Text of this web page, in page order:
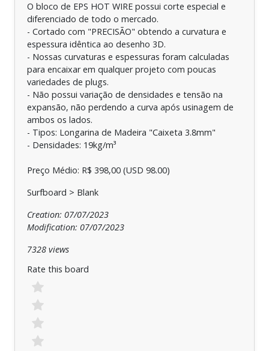
O bloco de EPS HOT WIRE possui corte especial e
diferenciado de todo o mercado.
- Cortado com "PRECISÃO" obtendo a curvatura e
espessura idêntica ao desenho 3D.
- Nossas curvaturas e espessuras foram calculadas
para encaixar em qualquer projeto com poucas
variedades de plugs.
- Não possui variação de densidades e tensão na
expansão, não perdendo a curva após usinagem de
ambos os lados.
- Tipos: Longarina de Madeira "Caixeta 3.8mm"
- Densidades: 19kg/m³
Preço Médio: R$ 398,00 (USD 98.00)
Surfboard > Blank
Creation: 07/07/2023
Modification: 07/07/2023
7328 views
Rate this board